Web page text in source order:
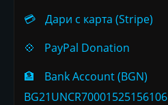
💳
Дари с карта (Stripe)
💠
PayPal Donation
🏦
Bank Account (BGN)
BG21UNCR70001525156106